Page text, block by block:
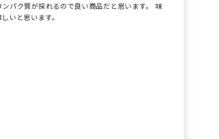
パク質が採れるので良い商品だと思います。 味
いと思います。